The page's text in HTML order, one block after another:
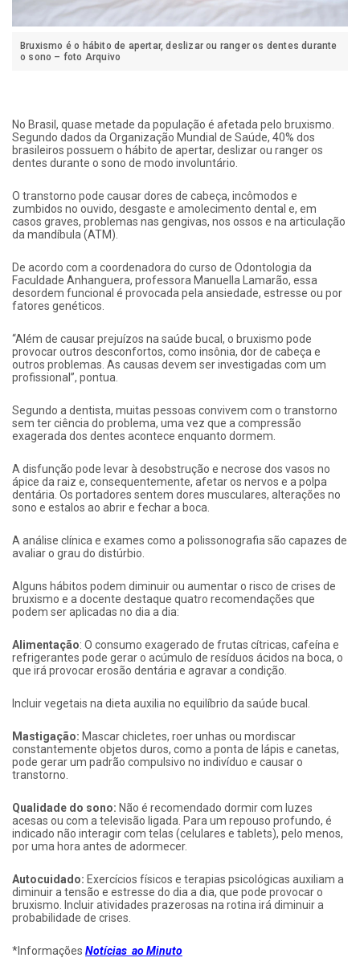
Bruxismo é o hábito de apertar, deslizar ou ranger os dentes durante
o sono – foto Arquivo
No Brasil, quase metade da população é afetada pelo bruxismo.
Segundo dados da Organização Mundial de Saúde, 40% dos
brasileiros possuem o hábito de apertar, deslizar ou ranger os
dentes durante o sono de modo involuntário.
O transtorno pode causar dores de cabeça, incômodos e
zumbidos no ouvido, desgaste e amolecimento dental e, em
casos graves, problemas nas gengivas, nos ossos e na articulação
da mandíbula (ATM).
De acordo com a coordenadora do curso de Odontologia da
Faculdade Anhanguera, professora Manuella Lamarão, essa
desordem funcional é provocada pela ansiedade, estresse ou por
fatores genéticos.
“Além de causar prejuízos na saúde bucal, o bruxismo pode
provocar outros desconfortos, como insônia, dor de cabeça e
outros problemas. As causas devem ser investigadas com um
profissional”, pontua.
Segundo a dentista, muitas pessoas convivem com o transtorno
sem ter ciência do problema, uma vez que a compressão
exagerada dos dentes acontece enquanto dormem.
A disfunção pode levar à desobstrução e necrose dos vasos no
ápice da raiz e, consequentemente, afetar os nervos e a polpa
dentária. Os portadores sentem dores musculares, alterações no
sono e estalos ao abrir e fechar a boca.
A análise clínica e exames como a polissonografia são capazes de
avaliar o grau do distúrbio.
Alguns hábitos podem diminuir ou aumentar o risco de crises de
bruxismo e a docente destaque quatro recomendações que
podem ser aplicadas no dia a dia:
Alimentação: O consumo exagerado de frutas cítricas, cafeína e
refrigerantes pode gerar o acúmulo de resíduos ácidos na boca, o
que irá provocar erosão dentária e agravar a condição.
Incluir vegetais na dieta auxilia no equilíbrio da saúde bucal.
Mastigação: Mascar chicletes, roer unhas ou mordiscar
constantemente objetos duros, como a ponta de lápis e canetas,
pode gerar um padrão compulsivo no indivíduo e causar o
transtorno.
Qualidade do sono: Não é recomendado dormir com luzes
acesas ou com a televisão ligada. Para um repouso profundo, é
indicado não interagir com telas (celulares e tablets), pelo menos,
por uma hora antes de adormecer.
Autocuidado: Exercícios físicos e terapias psicológicas auxiliam a
diminuir a tensão e estresse do dia a dia, que pode provocar o
bruxismo. Incluir atividades prazerosas na rotina irá diminuir a
probabilidade de crises.
*Informações Notícias ao Minuto